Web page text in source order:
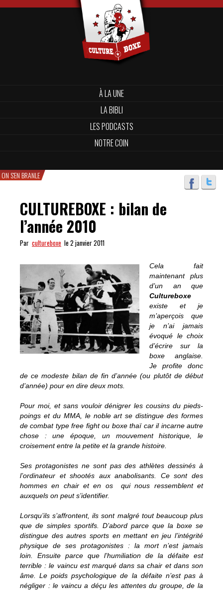
À LA UNE
LA BIBLI
LES PODCASTS
NOTRE COIN
ON S'EN BRANLE
CULTUREBOXE : bilan de
l’année 2010
Par cultureboxe le 2 janvier 2011
Cela fait
maintenant plus
d’un an que
Cultureboxe
existe et je
m’aperçois que
je n’ai jamais
évoqué le choix
d’écrire sur la
boxe anglaise.
Je profite donc
de ce modeste bilan de fin d’année (ou plutôt de début
d’année) pour en dire deux mots.
Pour moi, et sans vouloir dénigrer les cousins du pieds-
poings et du MMA, le noble art se distingue des formes
de combat type free fight ou boxe thaï car il incarne autre
chose : une époque, un mouvement historique, le
croisement entre la petite et la grande histoire.
Ses protagonistes ne sont pas des athlètes dessinés à
l’ordinateur et shootés aux anabolisants. Ce sont des
hommes en chair et en os qui nous ressemblent et
auxquels on peut s’identifier.
Lorsqu’ils s’affrontent, ils sont malgré tout beaucoup plus
que de simples sportifs. D’abord parce que la boxe se
distingue des autres sports en mettant en jeu l’intégrité
physique de ses protagonistes : la mort n’est jamais
loin. Ensuite parce que l’humiliation de la défaite est
terrible : le vaincu est marqué dans sa chair et dans son
âme. Le poids psychologique de la défaite n’est pas à
négliger : le vaincu a déçu les attentes du groupe, de la